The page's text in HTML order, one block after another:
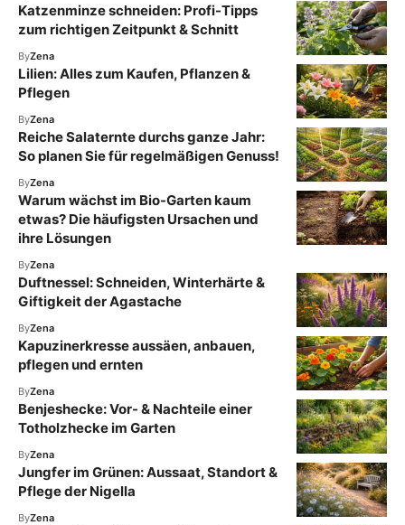
Katzenminze schneiden: Profi-Tipps
zum richtigen Zeitpunkt & Schnitt
ByZena
Lilien: Alles zum Kaufen, Pflanzen &
Pflegen
ByZena
Reiche Salaternte durchs ganze Jahr:
So planen Sie für regelmäßigen Genuss!
ByZena
Warum wächst im Bio-Garten kaum
etwas? Die häufigsten Ursachen und
ihre Lösungen
ByZena
Duftnessel: Schneiden, Winterhärte &
Giftigkeit der Agastache
ByZena
Kapuzinerkresse aussäen, anbauen,
pflegen und ernten
ByZena
Benjeshecke: Vor- & Nachteile einer
Totholzhecke im Garten
ByZena
Jungfer im Grünen: Aussaat, Standort &
Pflege der Nigella
ByZena